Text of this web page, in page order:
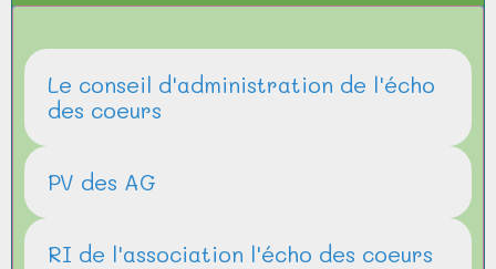
Le conseil d'administration de l'écho
des coeurs
PV des AG
RI de l'association l'écho des coeurs